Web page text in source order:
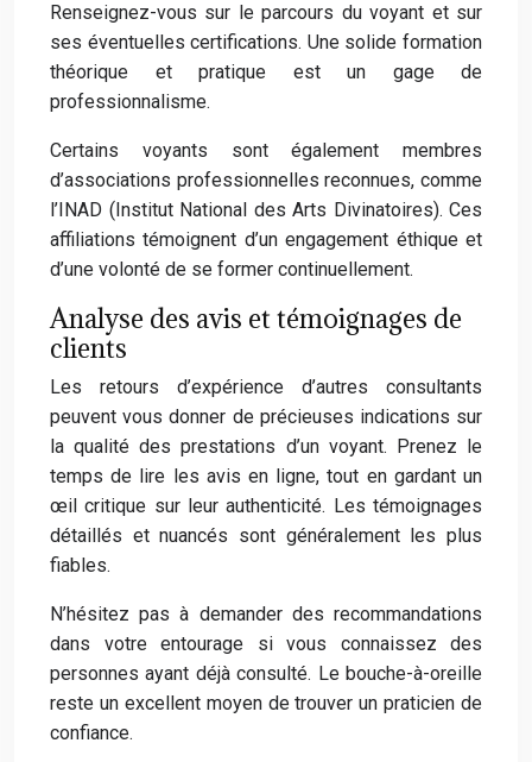
Renseignez-vous sur le parcours du voyant et sur
ses éventuelles certifications. Une solide formation
théorique et pratique est un gage de
professionnalisme.
Certains voyants sont également membres
d’associations professionnelles reconnues, comme
l’INAD (Institut National des Arts Divinatoires). Ces
affiliations témoignent d’un engagement éthique et
d’une volonté de se former continuellement.
Analyse des avis et témoignages de
clients
Les retours d’expérience d’autres consultants
peuvent vous donner de précieuses indications sur
la qualité des prestations d’un voyant. Prenez le
temps de lire les avis en ligne, tout en gardant un
œil critique sur leur authenticité. Les témoignages
détaillés et nuancés sont généralement les plus
fiables.
N’hésitez pas à demander des recommandations
dans votre entourage si vous connaissez des
personnes ayant déjà consulté. Le bouche-à-oreille
reste un excellent moyen de trouver un praticien de
confiance.